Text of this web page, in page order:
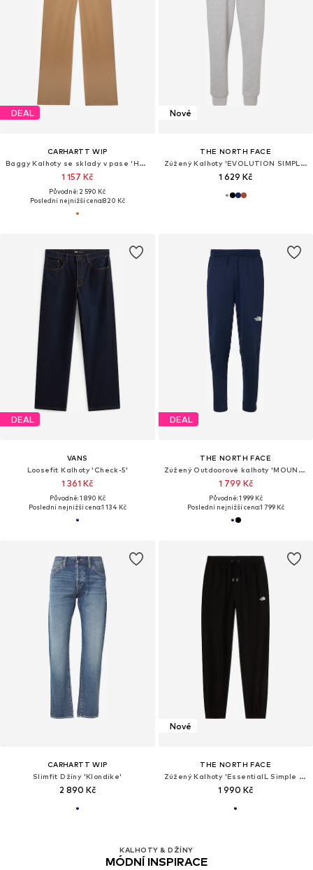
DEAL
CARHARTT WIP
Baggy Kalhoty se sklady v pase 'Holden'
1 157 Kč
Původně: 2 590 Kč
Poslední nejnižší cena:820 Kč
Nové
THE NORTH FACE
Zúžený Kalhoty 'EVOLUTION SIMPLE DOME'
1 629 Kč
DEAL
VANS
Loosefit Kalhoty 'Check-5'
1 361 Kč
Původně: 1 890 Kč
Poslední nejnižší cena:1 134 Kč
DEAL
THE NORTH FACE
Zúžený Outdoorové kalhoty 'MOUNTAIN ATHLETICS 2.0'
1 799 Kč
Původně: 1 999 Kč
Poslední nejnižší cena:1 799 Kč
CARHARTT WIP
Slimfit Džíny 'Klondike'
2 890 Kč
Nové
THE NORTH FACE
Zúžený Kalhoty 'EssentialL Simple Dome'
1 990 Kč
KALHOTY & DŽÍNY
MÓDNÍ INSPIRACE